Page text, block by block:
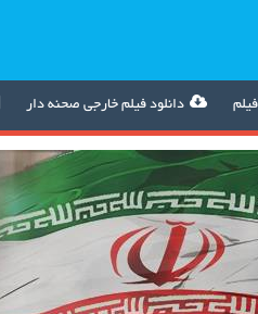
دانلود فیلم خارجی صحنه دار